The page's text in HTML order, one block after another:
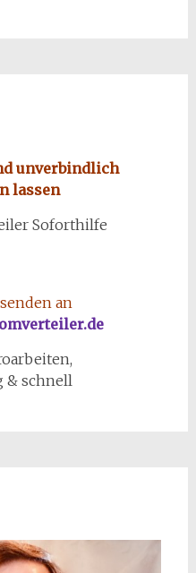
unverbindlich
lassen
Soforthilfe
an
& schnell